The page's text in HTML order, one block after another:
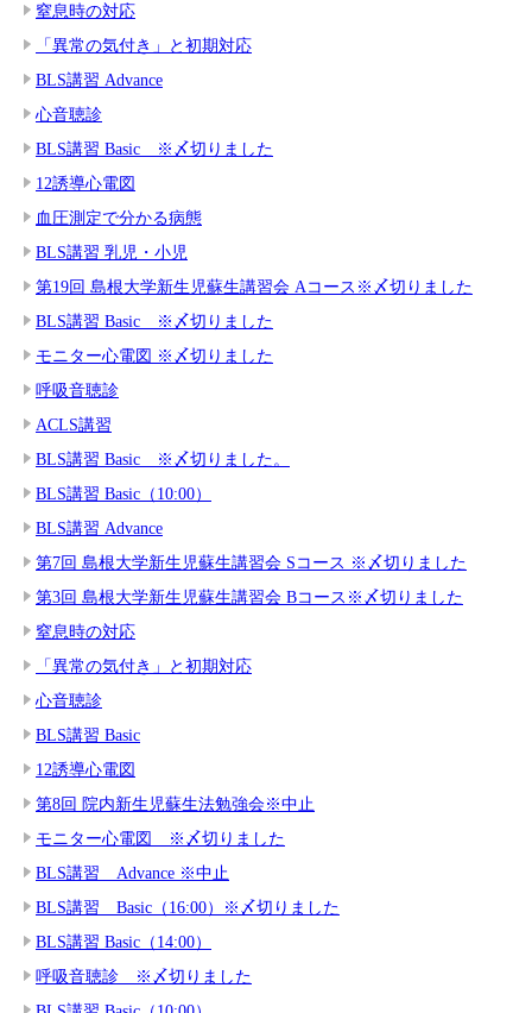
窒息時の対応
「異常の気付き」と初期対応
BLS講習 Advance
心音聴診
BLS講習 Basic ※〆切りました
12誘導心電図
血圧測定で分かる病態
BLS講習 乳児・小児
第19回 島根大学新生児蘇生講習会 Aコース※〆切りました
BLS講習 Basic ※〆切りました
モニター心電図 ※〆切りました
呼吸音聴診
ACLS講習
BLS講習 Basic ※〆切りました。
BLS講習 Basic（10:00）
BLS講習 Advance
第7回 島根大学新生児蘇生講習会 Sコース ※〆切りました
第3回 島根大学新生児蘇生講習会 Bコース※〆切りました
窒息時の対応
「異常の気付き」と初期対応
心音聴診
BLS講習 Basic
12誘導心電図
第8回 院内新生児蘇生法勉強会※中止
モニター心電図 ※〆切りました
BLS講習 Advance ※中止
BLS講習 Basic（16:00）※〆切りました
BLS講習 Basic（14:00）
呼吸音聴診 ※〆切りました